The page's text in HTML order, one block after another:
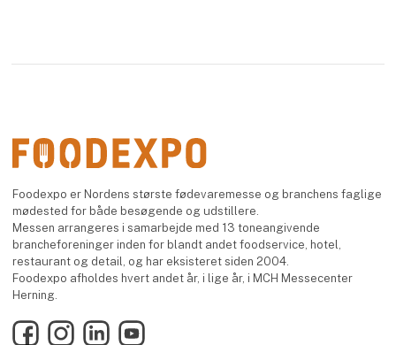
Foodexpo er Nordens største fødevaremesse og branchens faglige
mødested for både besøgende og udstillere.
Messen arrangeres i samarbejde med 13 toneangivende
brancheforeninger inden for blandt andet foodservice, hotel,
restaurant og detail, og har eksisteret siden 2004.
Foodexpo afholdes hvert andet år, i lige år, i MCH Messecenter
Herning.
FacebookInstagramLinkedInYouTube